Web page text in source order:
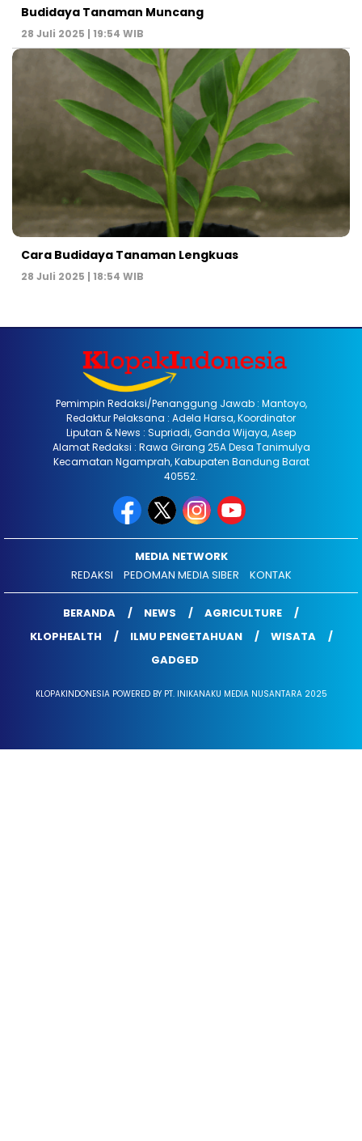
Budidaya Tanaman Muncang
28 Juli 2025 | 19:54 WIB
Cara Budidaya Tanaman Lengkuas
28 Juli 2025 | 18:54 WIB
Pemimpin Redaksi/Penanggung Jawab : Mantoyo,
Redaktur Pelaksana : Adela Harsa, Koordinator
Liputan & News : Supriadi, Ganda Wijaya, Asep
Alamat Redaksi : Rawa Girang 25A Desa Tanimulya
Kecamatan Ngamprah, Kabupaten Bandung Barat
40552.
MEDIA NETWORK
REDAKSI
PEDOMAN MEDIA SIBER KONTAK
BERANDA NEWS
AGRICULTURE
KLOPHEALTH
ILMU PENGETAHUAN
WISATA
GADGED
KLOPAKINDONESIA POWERED BY PT. INIKANAKU MEDIA NUSANTARA 2025